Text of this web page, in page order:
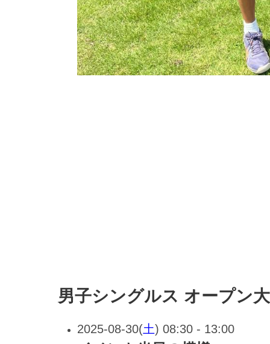
男子シングルス オープン
2025-08-30(土) 08:30 - 13:00